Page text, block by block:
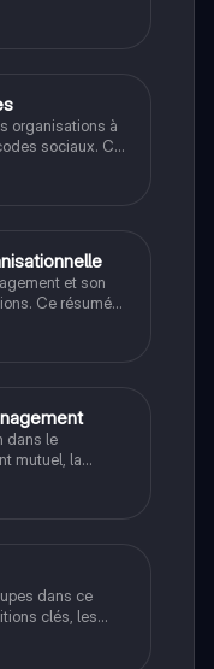
aborde les
pour les
organisations à
sociaux. Ce
les
sociaux
et son
Ce résumé
du
dans le
mutuel, la
des
les concepts
et
dans ce
clés, les
l'identité
Idéal